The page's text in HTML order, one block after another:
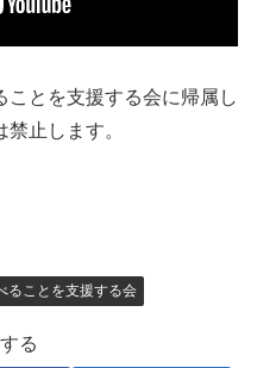
とを支援する会に帰属し
止します。
ることを支援する会
る